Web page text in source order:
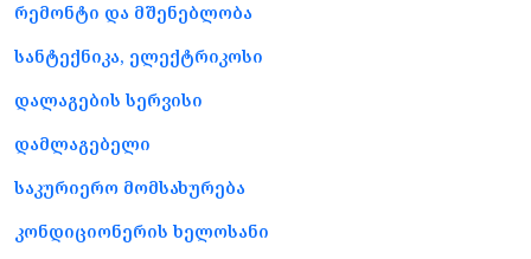
რემონტი და მშენებლობა
სანტექნიკა, ელექტრიკოსი
დალაგების სერვისი
დამლაგებელი
საკურიერო მომსახურება
კონდიციონერის ხელოსანი